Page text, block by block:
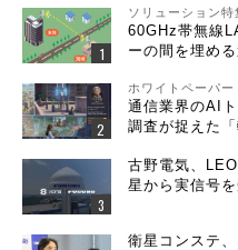
ソリューション特
60GHz帯無線
ーの間を埋め
ホワイトペーパー
通信業界のAI
調査が捉えた「
古野電気、
星から実信号
衛星コンステ